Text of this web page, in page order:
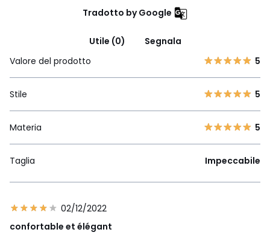
Tradotto by Google
Utile (0)
Segnala
Valore del prodotto
5
Stile 5
Materia 5
Taglia Impeccabile
02/12/2022
confortable et élégant